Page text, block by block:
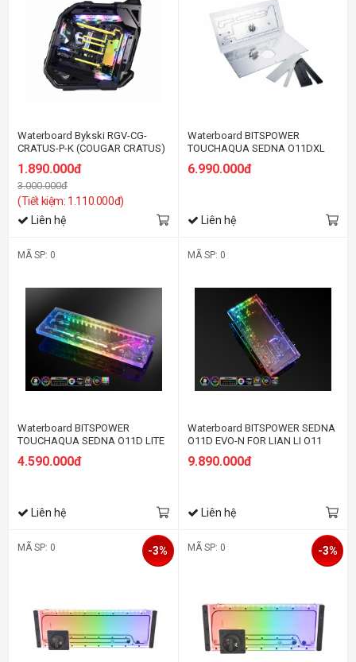
Waterboard Bykski RGV-CG-
CRATUS-P-K (COUGAR CRATUS)
1.890.000đ
3.000.000đ
(Tiết kiệm: 1.110.000đ)
Liên hệ
Waterboard BITSPOWER
TOUCHAQUA SEDNA O11DXL
FOR LIAN LI O11 DYNAMIC
(FRONT)-PWM
6.990.000đ
Liên hệ
MÃ SP: 0
Waterboard BITSPOWER
TOUCHAQUA SEDNA O11D LITE
SERIES
4.590.000đ
Liên hệ
MÃ SP: 0
Waterboard BITSPOWER SEDNA
O11D EVO-N FOR LIAN LI O11
9.890.000đ
Liên hệ
MÃ SP: 0 -3% MÃ SP: 0 -3%